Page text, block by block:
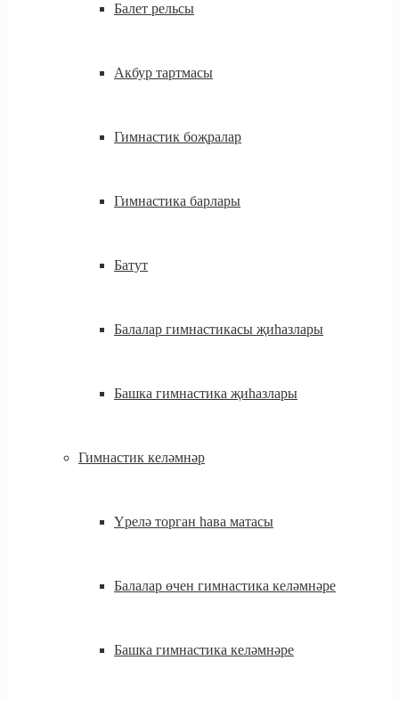
Балет рельсы
Акбур тартмасы
Гимнастик боҗралар
Гимнастика барлары
Батут
Балалар гимнастикасы җиһазлары
Башка гимнастика җиһазлары
Гимнастик келәмнәр
Үрелә торган һава матасы
Балалар өчен гимнастика келәмнәре
Башка гимнастика келәмнәре